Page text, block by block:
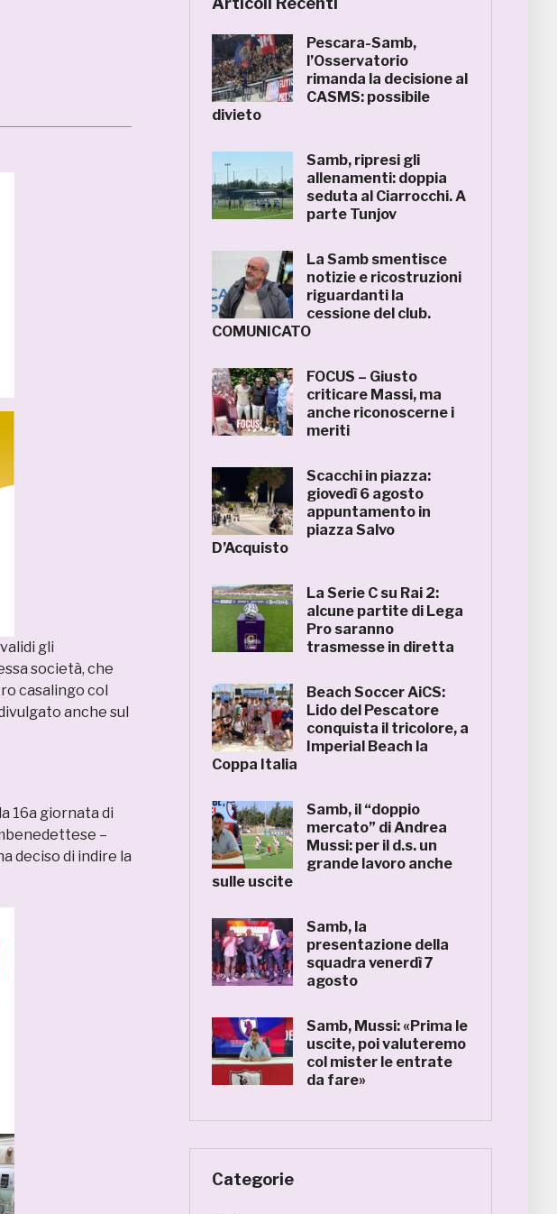
gli
società, che
casalingo col
anche sul
16a giornata di
–
deciso di indire la
Pescara-Samb,
l’Osservatorio
rimanda la decisione al
CASMS: possibile
divieto
Samb, ripresi gli
allenamenti: doppia
seduta al Ciarrocchi. A
parte Tunjov
La Samb smentisce
notizie e ricostruzioni
riguardanti la
cessione del club.
COMUNICATO
FOCUS – Giusto
criticare Massi, ma
anche riconoscerne i
meriti
Scacchi in piazza:
giovedì 6 agosto
appuntamento in
piazza Salvo
D’Acquisto
La Serie C su Rai 2:
alcune partite di Lega
Pro saranno
trasmesse in diretta
Beach Soccer AiCS:
Lido del Pescatore
conquista il tricolore, a
Imperial Beach la
Coppa Italia
Samb, il “doppio
mercato” di Andrea
Mussi: per il d.s. un
grande lavoro anche
sulle uscite
Samb, la
presentazione della
squadra venerdì 7
agosto
Samb, Mussi: «Prima le
uscite, poi valuteremo
col mister le entrate
da fare»
Categorie